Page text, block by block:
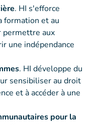
. HI s'efforce
formation et au
permettre aux
une indépendance
. HI développe du
sensibiliser au droit
et à accéder à une
pour la